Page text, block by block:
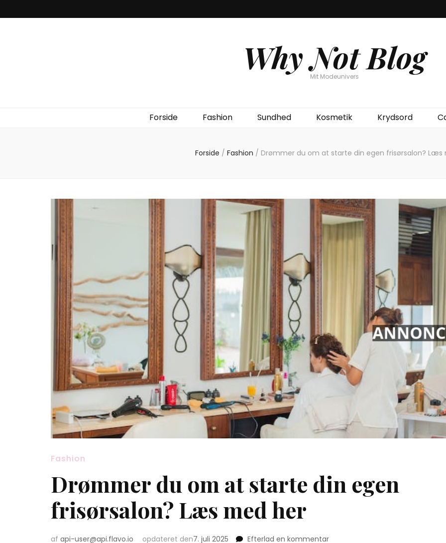
Why Not Blog
Mit Modeunivers
Forside Fashion Sundhed Kosmetik Krydsord
Forside / Fashion / Drømmer du om at starte din egen frisørsalon? Læs
Fashion
Drømmer du om at starte din egen
frisørsalon? Læs med her
af api-user@api.flavo.io opdateret den7. juli 2025 Efterlad en kommentaron